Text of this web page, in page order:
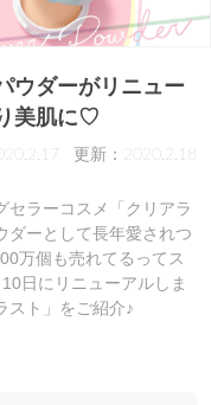
ウダーがリニュー
美肌に♡
更新：2020.2.18
セラーコスメ「クリアラ
ダーとして長年愛されつ
万個も売れてるってス
日にリニューアルしま
ト」をご紹介♪